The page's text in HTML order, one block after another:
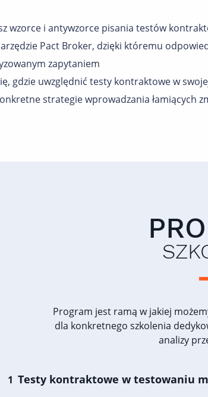
wzorce i antywzorce pisania testów
Pact Broker, dzięki któremu
zapytaniem
gdzie uwzględnić testy kontraktowe w
strategie wprowadzania łamiących
Program jest ramą w jakiej
dla konkretnego szkolenia
analizy
Testy kontraktowe w testowaniu